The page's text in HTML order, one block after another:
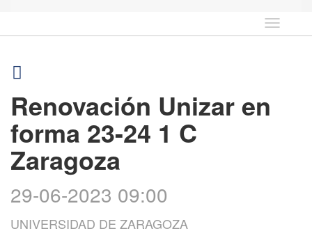
Idioma
Renovación Unizar en
forma 23-24 1 C
Zaragoza
29-06-2023 09:00
UNIVERSIDAD DE ZARAGOZA